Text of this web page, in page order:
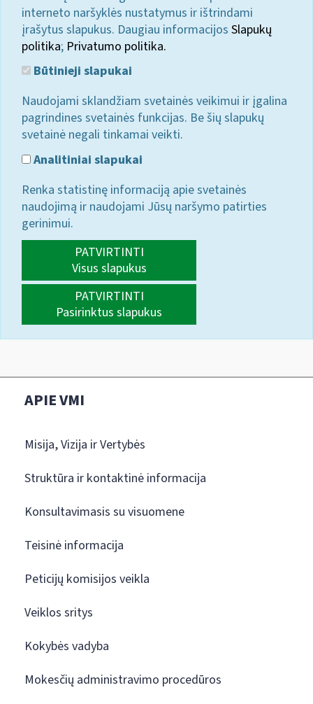
interneto naršyklės nustatymus ir ištrindami
įrašytus slapukus. Daugiau informacijos Slapukų
politika; Privatumo politika.
Būtinieji slapukai
Naudojami sklandžiam svetainės veikimui ir įgalina
pagrindines svetainės funkcijas. Be šių slapukų
svetainė negali tinkamai veikti.
Analitiniai slapukai
Renka statistinę informaciją apie svetainės
naudojimą ir naudojami Jūsų naršymo patirties
gerinimui.
PATVIRTINTI
Visus slapukus
PATVIRTINTI
Pasirinktus slapukus
APIE VMI
Misija, Vizija ir Vertybės
Struktūra ir kontaktinė informacija
Konsultavimasis su visuomene
Teisinė informacija
Peticijų komisijos veikla
Veiklos sritys
Kokybės vadyba
Mokesčių administravimo procedūros